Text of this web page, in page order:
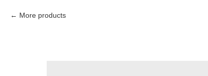
More products